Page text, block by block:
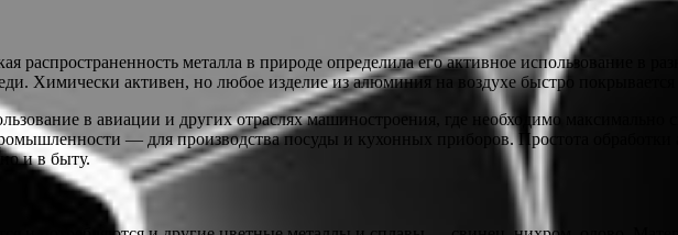
распространенность металла в природе определила его активное использование в
Химически активен, но любое изделие из алюминия на воздухе быстро
в авиации и других отраслях машиностроения, где необходимо
— для производства посуды и кухонных приборов. Простота обработки
и в быту.